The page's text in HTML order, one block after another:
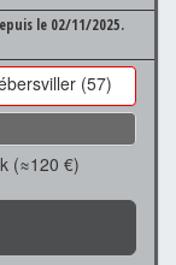
le 02/11/2025.
(57)
(≈120 €)